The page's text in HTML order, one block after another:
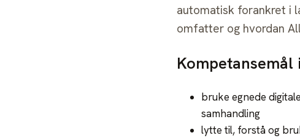
automatisk forankret i
omfatter og hvordan
Kompetansemål
bruke egnede
samhandling
lytte til, forstå og